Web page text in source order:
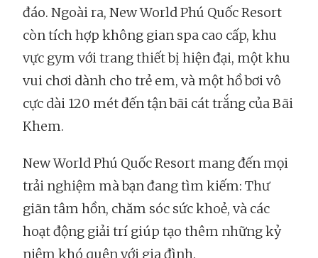
đáo. Ngoài ra, New World Phú Quốc Resort
còn tích hợp không gian spa cao cấp, khu
vực gym với trang thiết bị hiện đại, một khu
vui chơi dành cho trẻ em, và một hồ bơi vô
cực dài 120 mét đến tận bãi cát trắng của Bãi
Khem.
New World Phú Quốc Resort mang đến mọi
trải nghiệm mà bạn đang tìm kiếm: Thư
giãn tâm hồn, chăm sóc sức khoẻ, và các
hoạt động giải trí giúp tạo thêm những kỷ
niệm khó quên với gia đình.